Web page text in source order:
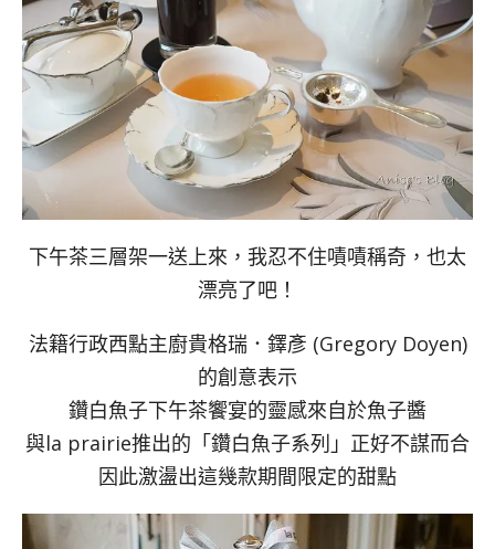
下午茶三層架一送上來，我忍不住嘖嘖稱奇，也太
漂亮了吧！
法籍行政西點主廚貴格瑞．鐸彥 (Gregory Doyen)
的創意表示
鑽白魚子下午茶饗宴的靈感來自於魚子醬
與la prairie推出的「鑽白魚子系列」正好不謀而合
因此激盪出這幾款期間限定的甜點